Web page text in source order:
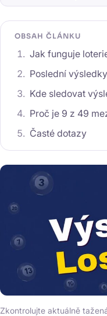
OBSAH ČLÁNKU
Jak funguje
Poslední
Kde sledovat
Proč je 9 z 49
Časté dotazy
Zkontrolujte aktuálně